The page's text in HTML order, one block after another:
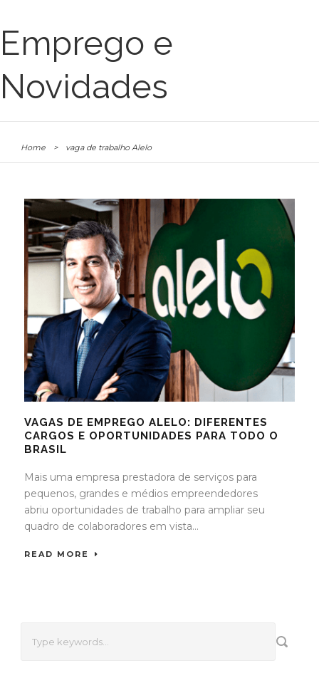
Emprego e
Novidades
Home > vaga de trabalho Alelo
VAGAS DE EMPREGO ALELO: DIFERENTES
CARGOS E OPORTUNIDADES PARA TODO O
BRASIL
Mais uma empresa prestadora de serviços para
pequenos, grandes e médios empreendedores
abriu oportunidades de trabalho para ampliar seu
quadro de colaboradores em vista...
READ MORE